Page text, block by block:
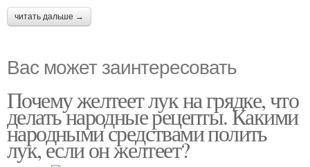
читать дальше →
Вас может заинтересовать
Почему желтеет лук на грядке, что
делать народные рецепты. Какими
народными средствами полить
лук, если он желтеет?